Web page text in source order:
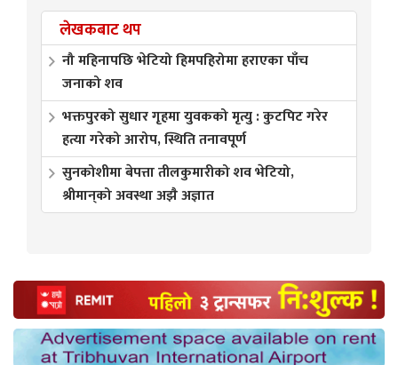
लेखकबाट थप
नौ महिनापछि भेटियो हिमपहिरोमा हराएका पाँच
जनाको शव
भक्तपुरको सुधार गृहमा युवकको मृत्यु : कुटपिट गरेर
हत्या गरेको आरोप, स्थिति तनावपूर्ण
सुनकोशीमा बेपत्ता तीलकुमारीको शव भेटियो,
श्रीमान्‌को अवस्था अझै अज्ञात